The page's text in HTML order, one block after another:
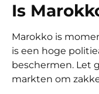
Is
Marokko is
is een hoge
beschermen. Let
markten om